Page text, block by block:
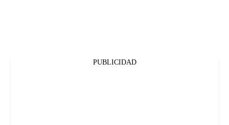
PUBLICIDAD